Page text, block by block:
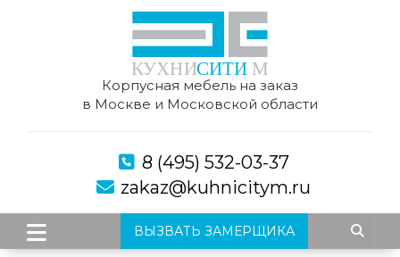
Корпусная мебель на заказ
в Москве и Московской области
8 (495) 532-03-37
zakaz@kuhnicitym.ru
ВЫЗВАТЬ ЗАМЕРЩИКА